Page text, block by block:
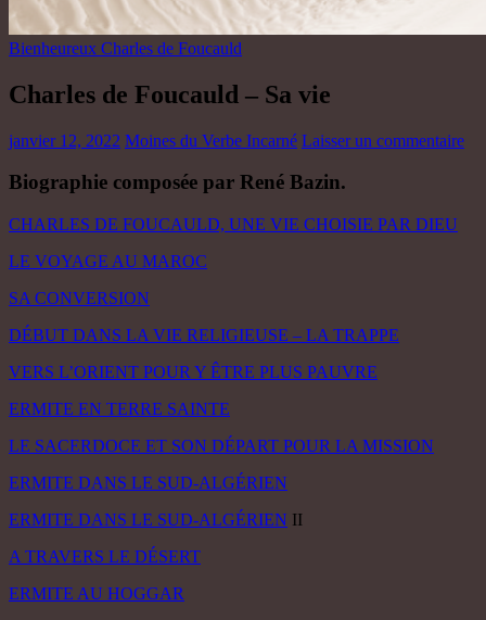
Bienheureux Charles de Foucauld
Charles de Foucauld – Sa vie
janvier 12, 2022 Moines du Verbe Incarné Laisser un commentaire
Biographie composée par René Bazin.
CHARLES DE FOUCAULD, UNE VIE CHOISIE PAR DIEU
LE VOYAGE AU MAROC
SA CONVERSION
DÉBUT DANS LA VIE RELIGIEUSE – LA TRAPPE
VERS L’ORIENT POUR Y ÊTRE PLUS PAUVRE
ERMITE EN TERRE SAINTE
LE SACERDOCE ET SON DÉPART POUR LA MISSION
ERMITE DANS LE SUD-ALGÉRIEN
ERMITE DANS LE SUD-ALGÉRIEN II
A TRAVERS LE DÉSERT
ERMITE AU HOGGAR